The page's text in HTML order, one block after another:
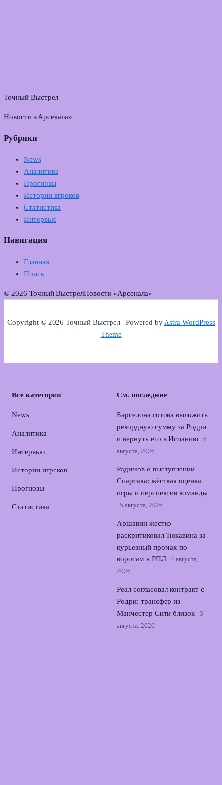
Точный Выстрел
Новости «Арсенала»
Рубрики
News
Аналитика
Прогнозы
Истории игроков
Статистика
Интервью
Навигация
Главная
Поиск
© 2026 Точный ВыстрелНовости «Арсенала»
Copyright © 2026 Точный Выстрел | Powered byAstra WordPress
Theme
Все категории
News
Аналитика
Интервью
Истории игроков
Прогнозы
Статистика
См. последние
Барселона готова выложить
рекордную сумму за Родри
и вернуть его в Испанию
6
августа, 2026
Радимов о выступлении
Спартака: жёсткая оценка
игры и перспектив команды
5 августа, 2026
Аршавин жестко
раскритиковал Тюкавина за
курьезный промах по
воротам в РПЛ
4 августа,
2026
Реал согласовал контракт с
Родри: трансфер из
Манчестер Сити близок
3
августа, 2026